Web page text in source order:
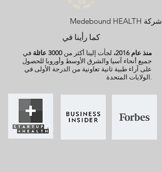
شركة Medebound HEALTH
كما رأينا في
منذ عام 2016، لجأت إلينا أكثر من 3000 عائلة
في
جميع أنحاء آسيا والشرق الأوسط وأوروبا للحصول
على آراء طبية ثانية تعاونية من الدرجة الأولى في
الولايات المتحدة.